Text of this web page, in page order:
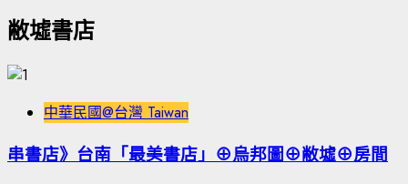
鍵
敝墟書店
中華民國@台灣 Taiwan
串書店》台南「最美書店」⊕烏邦圖⊕敝墟⊕房間